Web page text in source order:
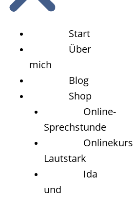
Start
Über
mich
Blog
Shop
Online-
Sprechstunde
Onlinekurs
Lautstark
Ida
und